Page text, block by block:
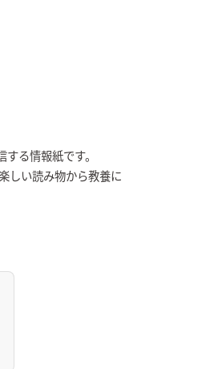
る情報紙です。
しい読み物から教養に